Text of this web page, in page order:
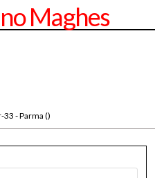
Maghes
33 - Parma ()